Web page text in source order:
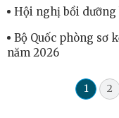
Hội nghị bồi dưỡng
Bộ Quốc phòng sơ
năm 2026
1 2